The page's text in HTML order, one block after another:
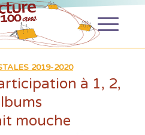
2019-2020
à 1, 2,
mouche